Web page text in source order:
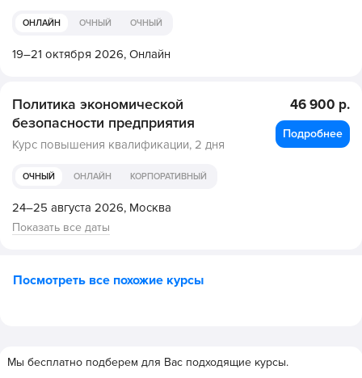
ОНЛАЙН ОЧНЫЙ ОЧНЫЙ
19–21 октября 2026, Онлайн
Политика экономической
безопасности предприятия
Курс повышения квалификации, 2 дня
ОЧНЫЙ ОНЛАЙН КОРПОРАТИВНЫЙ
24–25 августа 2026, Москва
Показать все даты
46 900 р.
Подробнее
Посмотреть все похожие курсы
Мы бесплатно подберем для Вас подходящие курсы.